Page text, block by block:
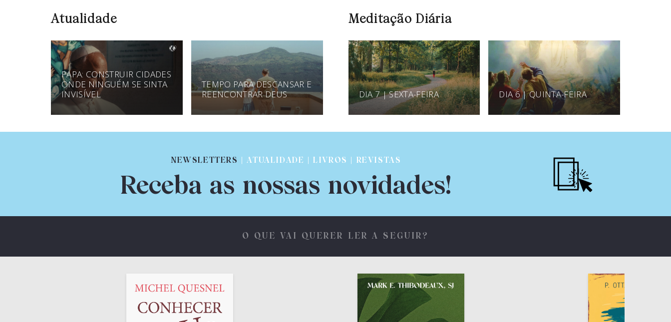
Atualidade
PAPA: CONSTRUIR CIDADES
ONDE NINGUÉM SE SINTA
INVISÍVEL
TEMPO PARA DESCANSAR E
REENCONTRAR DEUS
Meditação Diária
DIA 7 | SEXTA-FEIRA DIA 6 | QUINTA-FEIRA
NEWSLETTERS | ATUALIDADE | LIVROS | REVISTAS
Receba as nossas novidades!
O QUE VAI QUERER LER A SEGUIR?